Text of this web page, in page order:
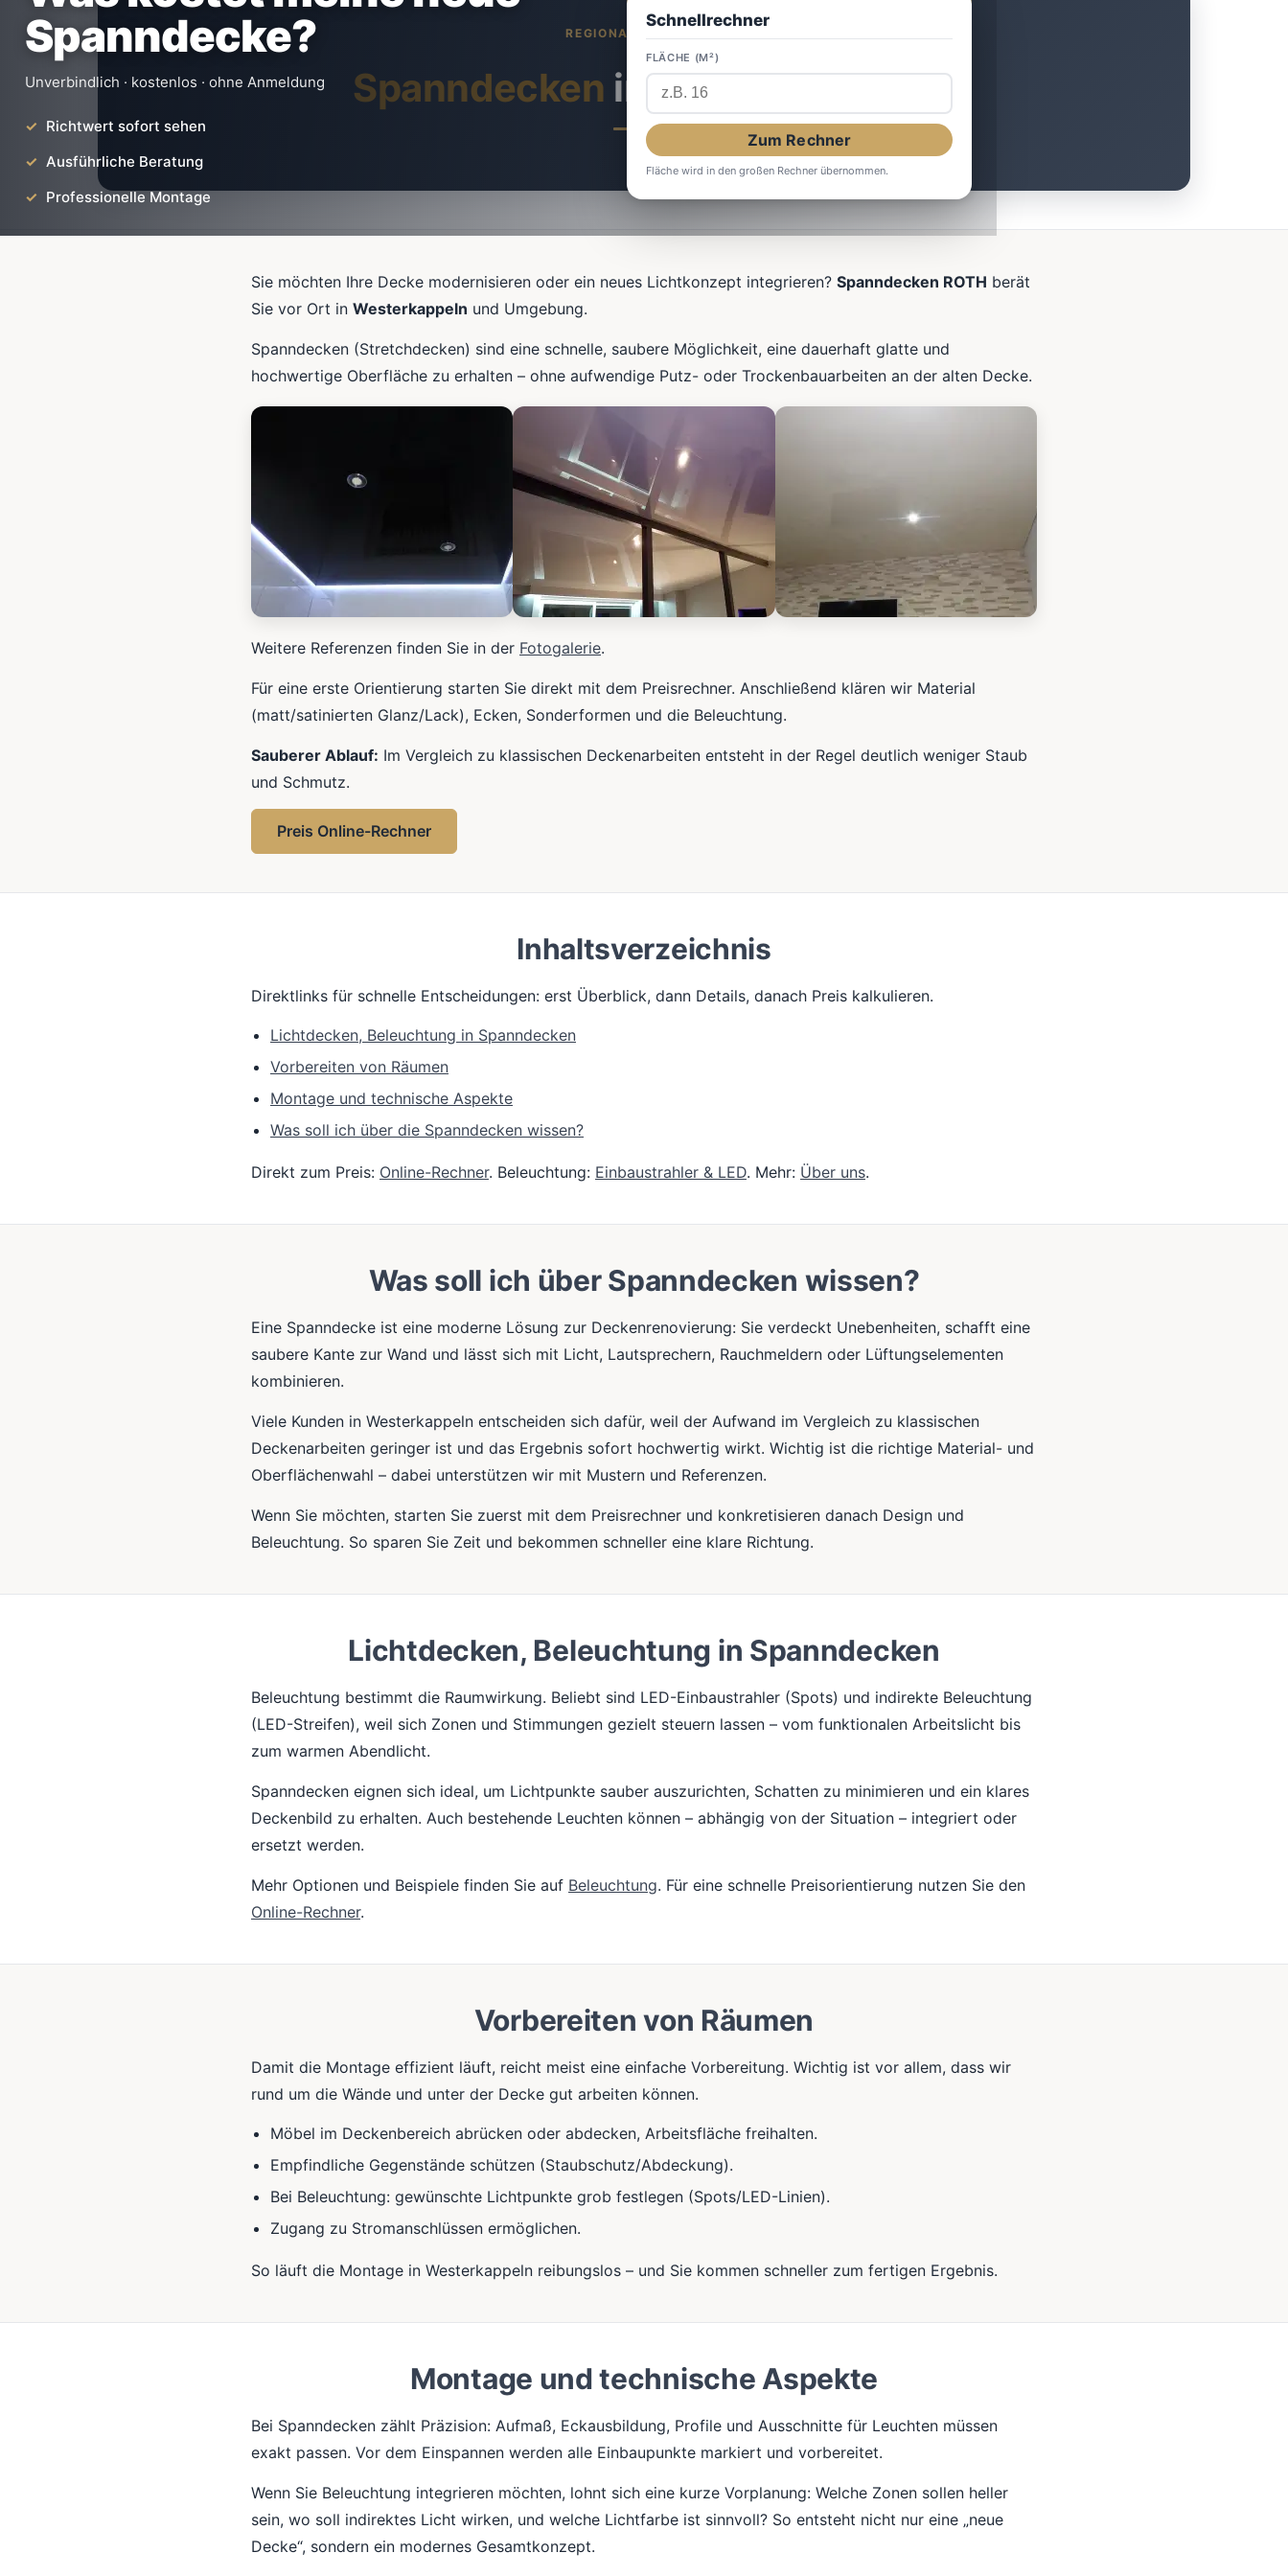
Spanndecke?
Unverbindlich · kostenlos · ohne Anmeldung
Richtwert sofort sehen
Ausführliche Beratung
Professionelle Montage
Schnellrechner
FLÄCHE (M²)
Zum Rechner
Fläche wird in den großen Rechner übernommen.
Spanndecken in Westerkappeln
Sie möchten Ihre Decke modernisieren oder ein neues Lichtkonzept integrieren? Spanndecken ROTH berät
Sie vor Ort in Westerkappeln und Umgebung.
Spanndecken (Stretchdecken) sind eine schnelle, saubere Möglichkeit, eine dauerhaft glatte und
hochwertige Oberfläche zu erhalten – ohne aufwendige Putz- oder Trockenbauarbeiten an der alten Decke.
Weitere Referenzen finden Sie in der Fotogalerie.
Für eine erste Orientierung starten Sie direkt mit dem Preisrechner. Anschließend klären wir Material
(matt/satinierten Glanz/Lack), Ecken, Sonderformen und die Beleuchtung.
Sauberer Ablauf: Im Vergleich zu klassischen Deckenarbeiten entsteht in der Regel deutlich weniger Staub
und Schmutz.
Preis Online-Rechner
Inhaltsverzeichnis
Direktlinks für schnelle Entscheidungen: erst Überblick, dann Details, danach Preis kalkulieren.
Lichtdecken, Beleuchtung in Spanndecken
Vorbereiten von Räumen
Montage und technische Aspekte
Was soll ich über die Spanndecken wissen?
Direkt zum Preis: Online-Rechner. Beleuchtung: Einbaustrahler & LED. Mehr: Über uns.
Was soll ich über Spanndecken wissen?
Eine Spanndecke ist eine moderne Lösung zur Deckenrenovierung: Sie verdeckt Unebenheiten, schafft eine
saubere Kante zur Wand und lässt sich mit Licht, Lautsprechern, Rauchmeldern oder Lüftungselementen
kombinieren.
Viele Kunden in Westerkappeln entscheiden sich dafür, weil der Aufwand im Vergleich zu klassischen
Deckenarbeiten geringer ist und das Ergebnis sofort hochwertig wirkt. Wichtig ist die richtige Material- und
Oberflächenwahl – dabei unterstützen wir mit Mustern und Referenzen.
Wenn Sie möchten, starten Sie zuerst mit dem Preisrechner und konkretisieren danach Design und
Beleuchtung. So sparen Sie Zeit und bekommen schneller eine klare Richtung.
Lichtdecken, Beleuchtung in Spanndecken
Beleuchtung bestimmt die Raumwirkung. Beliebt sind LED-Einbaustrahler (Spots) und indirekte Beleuchtung
(LED-Streifen), weil sich Zonen und Stimmungen gezielt steuern lassen – vom funktionalen Arbeitslicht bis
zum warmen Abendlicht.
Spanndecken eignen sich ideal, um Lichtpunkte sauber auszurichten, Schatten zu minimieren und ein klares
Deckenbild zu erhalten. Auch bestehende Leuchten können – abhängig von der Situation – integriert oder
ersetzt werden.
Mehr Optionen und Beispiele finden Sie auf Beleuchtung. Für eine schnelle Preisorientierung nutzen Sie den
Online-Rechner.
Vorbereiten von Räumen
Damit die Montage effizient läuft, reicht meist eine einfache Vorbereitung. Wichtig ist vor allem, dass wir
rund um die Wände und unter der Decke gut arbeiten können.
Möbel im Deckenbereich abrücken oder abdecken, Arbeitsfläche freihalten.
Empfindliche Gegenstände schützen (Staubschutz/Abdeckung).
Bei Beleuchtung: gewünschte Lichtpunkte grob festlegen (Spots/LED-Linien).
Zugang zu Stromanschlüssen ermöglichen.
So läuft die Montage in Westerkappeln reibungslos – und Sie kommen schneller zum fertigen Ergebnis.
Montage und technische Aspekte
Bei Spanndecken zählt Präzision: Aufmaß, Eckausbildung, Profile und Ausschnitte für Leuchten müssen
exakt passen. Vor dem Einspannen werden alle Einbaupunkte markiert und vorbereitet.
Wenn Sie Beleuchtung integrieren möchten, lohnt sich eine kurze Vorplanung: Welche Zonen sollen heller
sein, wo soll indirektes Licht wirken, und welche Lichtfarbe ist sinnvoll? So entsteht nicht nur eine „neue
Decke“, sondern ein modernes Gesamtkonzept.